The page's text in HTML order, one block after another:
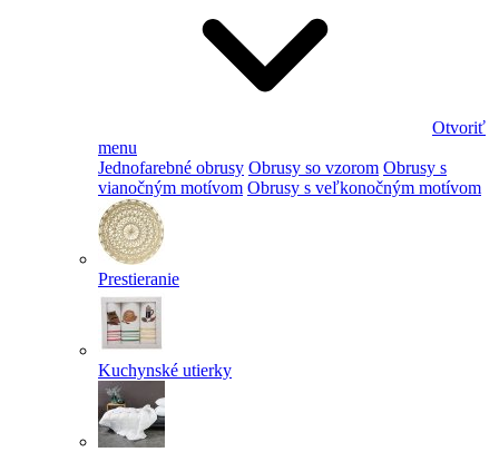
Otvoriť
menu
Jednofarebné obrusy Obrusy so vzorom Obrusy s
vianočným motívom Obrusy s veľkonočným motívom
Prestieranie
Kuchynské utierky